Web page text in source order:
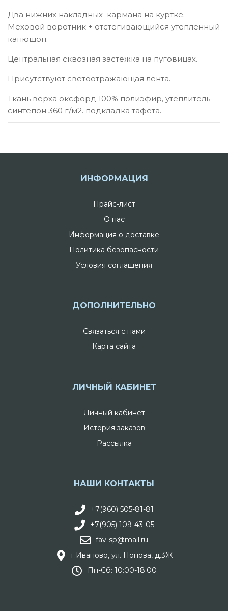
Два нижних накладных кармана на куртке.
Меховой воротник + отстёгивающийся утеплённый
капюшон.
Центральная сквозная застёжка на пуговицах.
Присутствуют светоотражающая лента.
Ткань верха оксфорд 100% полиэфир, утеплитель
синтепон 360 г/м2. подкладка тафета.
ИНФОРМАЦИЯ
Прайс-лист
О нас
Информация о доставке
Политика безопасности
Условия соглашения
ДОПОЛНИТЕЛЬНО
Связаться с нами
Карта сайта
ЛИЧНЫЙ КАБИНЕТ
Личный кабинет
История заказов
Рассылка
НАШИ КОНТАКТЫ
+7(960) 505-81-81
+7(905) 109-43-05
fav-sp@mail.ru
г.Иваново, ул. Попова, д.3Ж
Пн-Сб: 10:00-18:00